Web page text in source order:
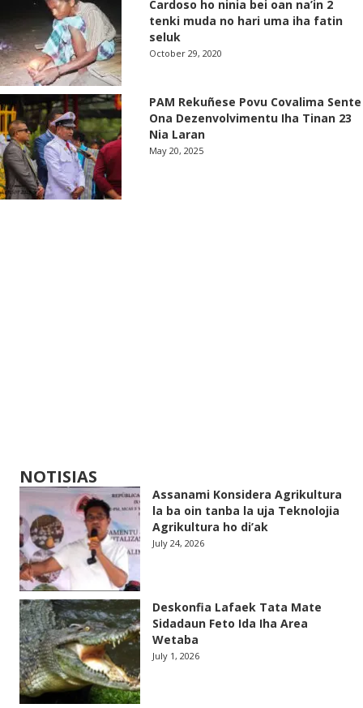
Cardoso ho ninia bei oan na’in 2
tenki muda no hari uma iha fatin
seluk
October 29, 2020
PAM Rekuñese Povu Covalima Sente
Ona Dezenvolvimentu Iha Tinan 23
Nia Laran
May 20, 2025
NOTISIAS
Assanami Konsidera Agrikultura
la ba oin tanba la uja Teknolojia
Agrikultura ho di’ak
July 24, 2026
Deskonfia Lafaek Tata Mate
Sidadaun Feto Ida Iha Area
Wetaba
July 1, 2026